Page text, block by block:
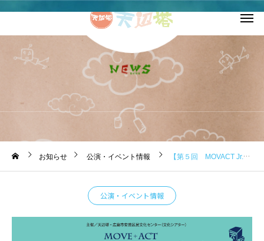
お知らせ
お知らせ 公演・イベント情報 【第５回 MOVACT Jr.開催！】
公演・イベント情報